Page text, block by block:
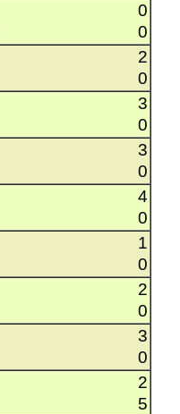
0
0
2
0
3
0
3
0
4
0
1
0
2
0
3
0
2
5